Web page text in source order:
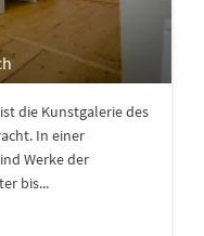
die Kunstgalerie des
In einer
Werke der
bis...